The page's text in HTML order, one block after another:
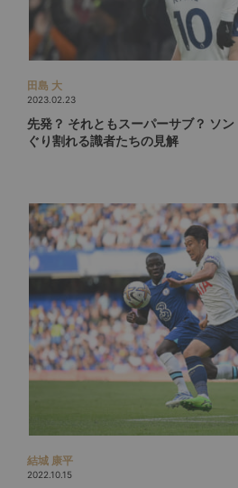
田島 大
2023.02.23
先発？ それともスーパーサブ？ ソ
ぐり割れる識者たちの見解
結城 康平
2022.10.15